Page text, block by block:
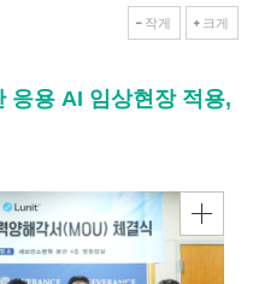
작게 크게
응용 AI 임상현장 적용,